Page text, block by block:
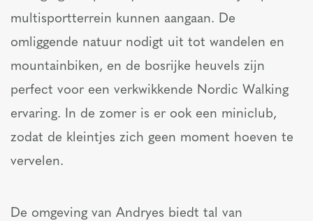
multisportterrein kunnen aangaan. De
omliggende natuur nodigt uit tot wandelen en
mountainbiken, en de bosrijke heuvels zijn
perfect voor een verkwikkende Nordic Walking
ervaring. In de zomer is er ook een miniclub,
zodat de kleintjes zich geen moment hoeven te
vervelen.
De omgeving van Andryes biedt tal van